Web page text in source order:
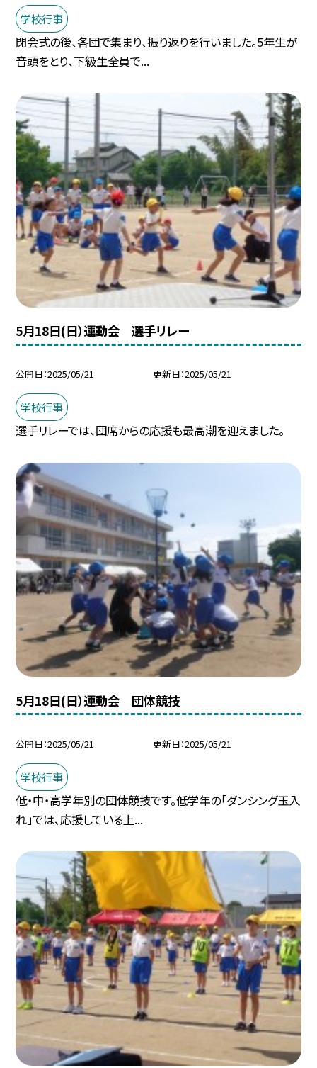
学校行事
閉会式の後、各団で集まり、振り返りを行いました。5年生が
音頭をとり、下級生全員で...
5月18日(日）運動会 選手リレー
公開日 2025/05/21 更新日 2025/05/21
学校行事
選手リレーでは、団席からの応援も最高潮を迎えました。
5月18日(日）運動会 団体競技
公開日 2025/05/21 更新日 2025/05/21
学校行事
低・中・高学年別の団体競技です。低学年の「ダンシング玉入
れ」では、応援している上...